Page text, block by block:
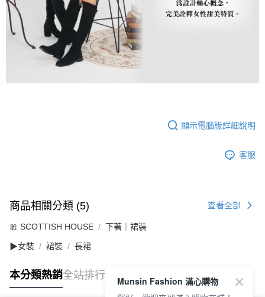
顯示電腦版詳細說明
客服
商品相關分類 (5) 查看全部
🎀 SCOTTISH HOUSE 下著｜裙裝
▶女裝 裙裝 長裙
本分類熱銷全站排行
Munsin Fashion 滿心購物